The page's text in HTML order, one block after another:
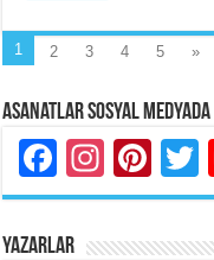
1 2 3 4 5 »
Asanatlar Sosyal Medyada
YAZARLAR